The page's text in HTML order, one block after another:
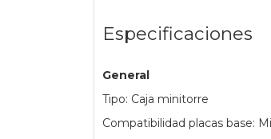
Especificaciones
General
Tipo: Caja minitorre
Compatibilidad placas base: